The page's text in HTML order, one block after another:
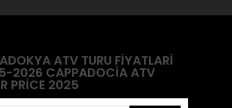
ATV TURU FIYATLARI
2026 CAPPADOCIA ATV
PRICE 2025